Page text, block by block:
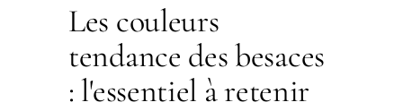
Les couleurs
tendance des besaces
: l'essentiel à retenir